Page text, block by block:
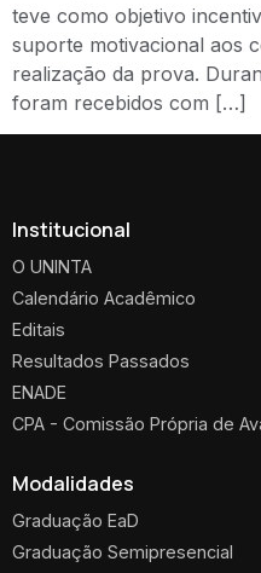
teve como objetivo
suporte motivacional aos
realização da prova.
foram recebidos com […]
Institucional
O UNINTA
Calendário Acadêmico
Editais
Resultados Passados
ENADE
CPA - Comissão Própria de
Modalidades
Graduação EaD
Graduação Semipresencial